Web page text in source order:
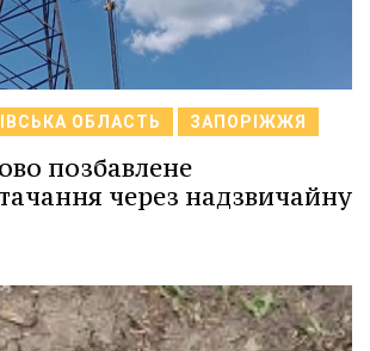
ОБЛАСТЬ ЗАПОРІЖЖЯ
позбавлене
через надзвичайну